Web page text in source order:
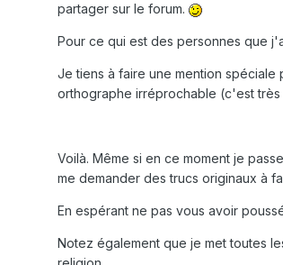
partager sur le forum.
Pour ce qui est des personnes que
Je tiens à faire une mention spéciale
orthographe irréprochable (c'est très
Voilà. Même si en ce moment je
me demander des trucs originaux à
En espérant ne pas vous avoir
Notez également que je met toutes